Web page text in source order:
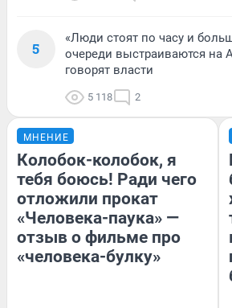
5
«Люди стоят по часу и
очереди выстраиваются на
говорят власти
5 118 2
МНЕНИЕ
Колобок-колобок, я
тебя боюсь! Ради чего
отложили прокат
«Человека-паука» —
отзыв о фильме про
«человека-булку»